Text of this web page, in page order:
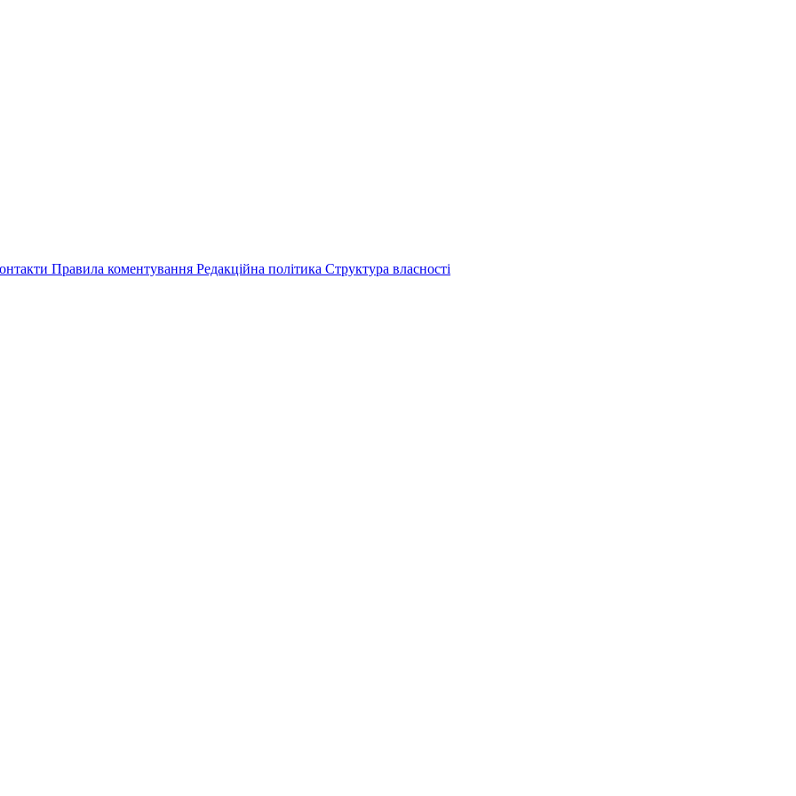
Правила коментування Редакційна політика Структура власності